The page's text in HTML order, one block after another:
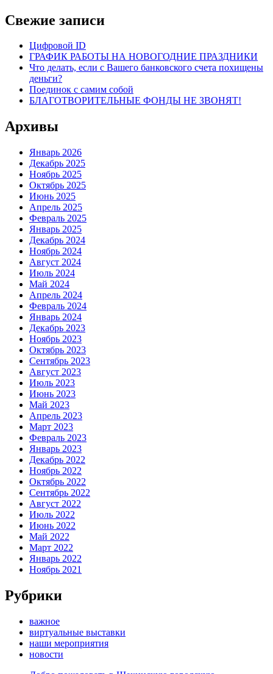
Свежие записи
Цифровой ID
ГРАФИК РАБОТЫ НА НОВОГОДНИЕ ПРАЗДНИКИ
Что делать, если с Вашего банковского счета похищены
деньги?
Поединок с самим собой
БЛАГОТВОРИТЕЛЬНЫЕ ФОНДЫ НЕ ЗВОНЯТ!
Архивы
Январь 2026
Декабрь 2025
Ноябрь 2025
Октябрь 2025
Июнь 2025
Апрель 2025
Февраль 2025
Январь 2025
Декабрь 2024
Ноябрь 2024
Август 2024
Июль 2024
Май 2024
Апрель 2024
Февраль 2024
Январь 2024
Декабрь 2023
Ноябрь 2023
Октябрь 2023
Сентябрь 2023
Август 2023
Июль 2023
Июнь 2023
Май 2023
Апрель 2023
Март 2023
Февраль 2023
Январь 2023
Декабрь 2022
Ноябрь 2022
Октябрь 2022
Сентябрь 2022
Август 2022
Июль 2022
Июнь 2022
Май 2022
Март 2022
Январь 2022
Ноябрь 2021
Рубрики
важное
виртуальные выставки
наши мероприятия
новости